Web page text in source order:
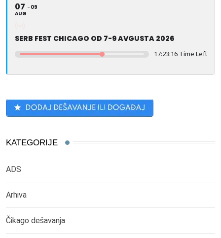
07
AUG
09
SERB FEST CHICAGO OD 7-9 AVGUSTA 2026
17:23:15 Time Left
KATEGORIJE
ADS
Arhiva
Čikago dešavanja